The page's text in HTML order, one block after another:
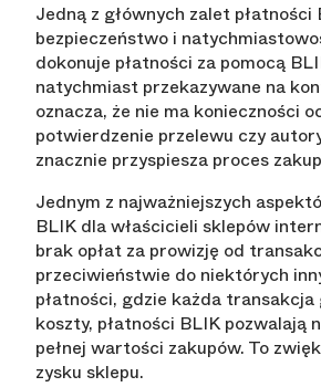
Jedną z głównych zalet płatności
bezpieczeństwo i
dokonuje płatności za pomocą
natychmiast przekazywane na
oznacza, że nie ma konieczności
potwierdzenie przelewu czy
znacznie przyspiesza proces
Jednym z najważniejszych
BLIK dla właścicieli sklepów
brak opłat za prowizję od
przeciwieństwie do niektórych
płatności, gdzie każda transakcja
koszty, płatności BLIK pozwalają
pełnej wartości zakupów. To
zysku sklepu.